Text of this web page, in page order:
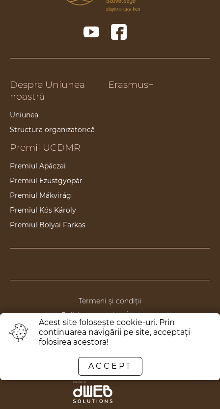
Despre Uniunea
noastră
Uniunea
Structura organizatorică
Erasmus+
Premii UCDMR
Premiul Apáczai
Premiul Ezüstgyopár
Premiul Mákvirág
Premiul Kós Károly
Premiul Bolyai Farkas
Termeni și condiții
Politica de anulare/returnare
Politica de confidențialitate
Politica de ONG
Toate drepturile rezervate © 2020
Acest site foloseşte cookie-uri. Prin
continuarea navigării pe site, acceptaţi
folosirea acestora!
ACCEPT